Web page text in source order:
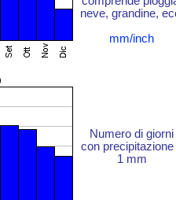
neve, grandine,
mm/inch
Numero di giorni
con precipitazione
1 mm